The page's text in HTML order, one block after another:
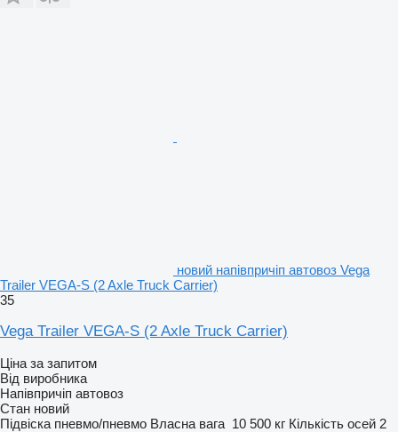
новий напівпричіп автовоз Vega
Trailer VEGA-S (2 Axle Truck Carrier)
35
Vega Trailer VEGA-S (2 Axle Truck Carrier)
Ціна за запитом
Від виробника
Напівпричіп автовоз
Стан новий
Підвіска пневмо/пневмо Власна вага 10 500 кг Кількість осей 2